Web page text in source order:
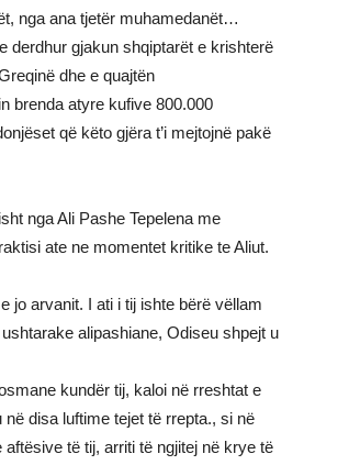
nga ana tjetër muhamedanët…
derdhur gjakun shqiptarët e krishterë
dhe e quajtën
brenda atyre kufive 800.000
që këto gjëra t’i mejtojnë pakë
nga Ali Pashe Tepelena me
ate ne momentet kritike te Aliut.
jo arvanit. I ati i tij ishte bërë vëllam
alipashiane, Odiseu shpejt u
kundër tij, kaloi në rreshtat e
disa luftime tejet të rrepta., si në
të tij, arriti të ngjitej në krye të